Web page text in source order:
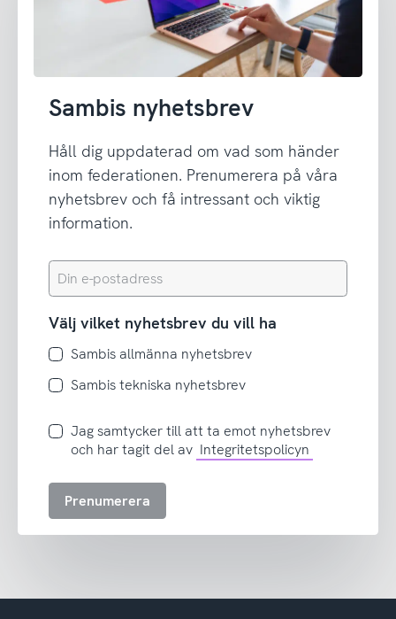
Sambis nyhetsbrev
Håll dig uppdaterad om vad som händer
inom federationen. Prenumerera på våra
nyhetsbrev och få intressant och viktig
information.
Din
e-
Välj vilket nyhetsbrev du vill ha
Sambis allmänna nyhetsbrev
Sambis tekniska nyhetsbrev
Jag
samtycker
att
Jag samtycker till att ta emot nyhetsbrev
och har tagit del av Integritetspolicyn
Prenumerera